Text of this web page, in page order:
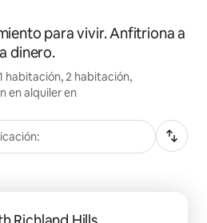
para vivir. Anfitriona a
dinero.
habitación, 2 habitación,
en alquiler en